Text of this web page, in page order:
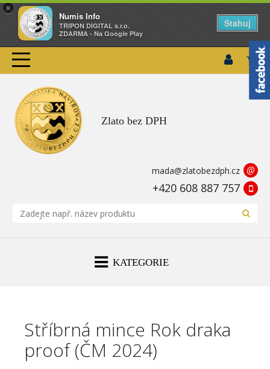
×
Numis Info
TRIPON DIGITAL s.r.o.
ZDARMA - Na Google Play
Stahuj
Zlato bez DPH
mada@zlatobezdph.cz @
+420 608 887 757
KATEGORIE
Stříbrná mince Rok draka
proof (ČM 2024)